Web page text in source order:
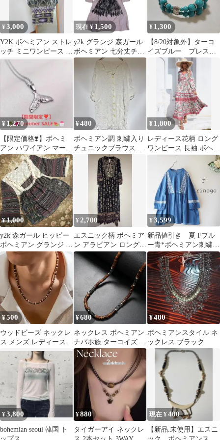
¥3,000
Y2K ボヘミアン ストレ
ッチ ミニワンピース ラ
インストーン付き(S)
現在 ¥ 1,500
y2k グランジ 森ガール
ボヘミアン 七分丈チュ
ニック
¥ 1,300
【8/20対象外】ターコ
イズブルー ブレスレ
ット 二重 シルバー
カラーボヘミアン
¥ 1,270
【限定価格❣️】ボヘミ
アン ハワイアン マーメ
イドテール ネックレス
¥480
ボヘミアン調 刺繍入り
チュニックブラウス ホ
ワイト 白 シワ加工 Vネ
¥ 1,800
レディース花柄 ロング
ワンピース 長袖 ボヘミ
アン 韓国 Lサイズ
¥1,000
y2k 森ガール ヒッピー
ボヘミアン グランジ エ
スニック チュニック
¥2,700
エスニック柄 ボヘミア
ン アラビアン ロングワ
ンピース
¥3,599
新品値引き 夏 Fブル
ー青*ボヘミアン刺繍薄
地コットンゆったりブ
ラウス
¥500
ウッドビーズ ネックレ
ス メンズ レディース
ボヘミアン アメカジ
¥680
ネックレス ボヘミアン
ナバホ族 ターコイズ チ
ョーカー エスニック
¥480
ボヘミアンスタイル ネ
ックレス ブラック
¥3,800
bohemian seoul 韓国 ト
¥880
タイガーアイ ネックレ
現在 ¥400
【新品.未使用】エスニ